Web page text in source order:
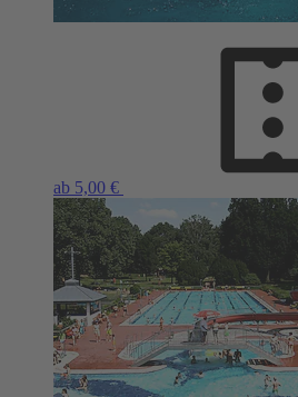
ab 5,00 €